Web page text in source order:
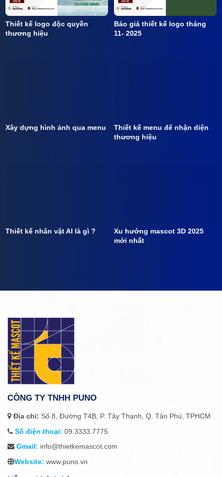
Thiết kế logo độc quyền
thương hiệu
Báo giá thiết kế logo tháng
11- 2025
Xây dựng hình ảnh qua menu
Thiết kế menu để nhận diện
thương hiệu
Thiết kế nhân vật AI là gì ?
Xu hướng mascot 3D 2025
mới nhất
CÔNG TY TNHH PUNO
Địa chỉ: Số 8, Đường T4B, P. Tây Thạnh, Q. Tân Phú, TPHCM
Số điện thoại: 09.3333.7775
Gmail: info@thietkemascot.com
Website: www.puno.vn